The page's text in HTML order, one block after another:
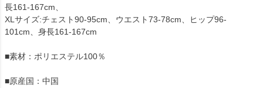
長161-167cm、
XLサイズ:チェスト90-95cm、ウエスト73-78cm、ヒップ96-
101cm、身長161-167cm
■素材：ポリエステル100％
■原産国：中国